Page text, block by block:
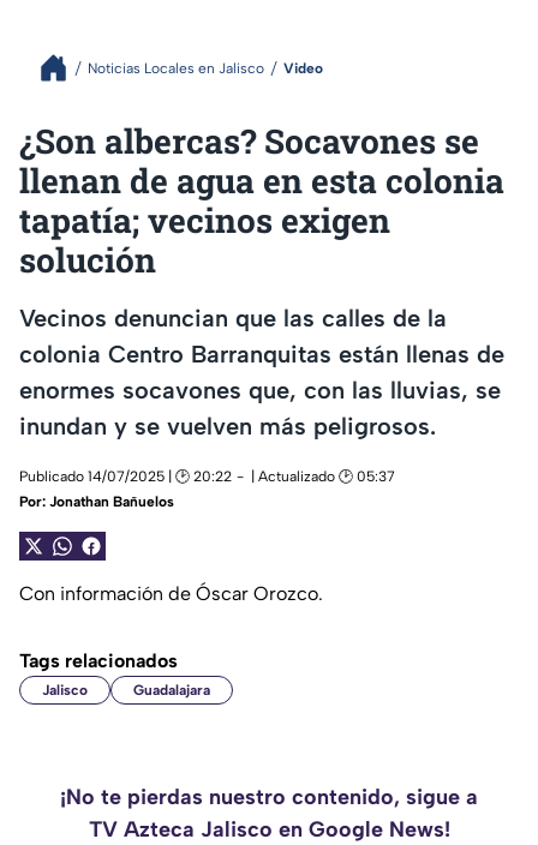
Noticias Locales en Jalisco Video
¿Son albercas? Socavones se
llenan de agua en esta colonia
tapatía; vecinos exigen
solución
Vecinos denuncian que las calles de la
colonia Centro Barranquitas están llenas de
enormes socavones que, con las lluvias, se
inundan y se vuelven más peligrosos.
Publicado 14/07/2025 | 🕑 20:22
| Actualizado 🕑 05:37
Por: Jonathan Bañuelos
Con información de Óscar Orozco.
Tags relacionados
Jalisco Guadalajara
¡No te pierdas nuestro contenido, sigue a
TV Azteca Jalisco en Google News!